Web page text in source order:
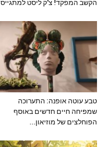
הקשב המפקד! צ'ק ליסט למתגייס
טבע עוטה אופנה: התערוכה
שמפיחה חיים חדשים באוסף
הפוחלצים של מוזיאון...